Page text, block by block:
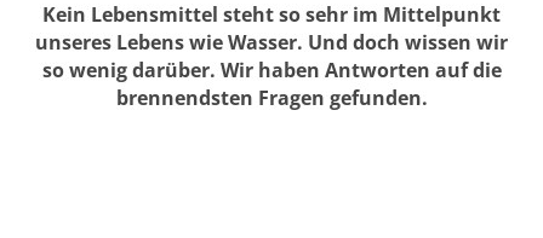
Kein Lebensmittel steht so sehr im Mittelpunkt
unseres Lebens wie Wasser. Und doch wissen wir
so wenig darüber. Wir haben Antworten auf die
brennendsten Fragen gefunden.